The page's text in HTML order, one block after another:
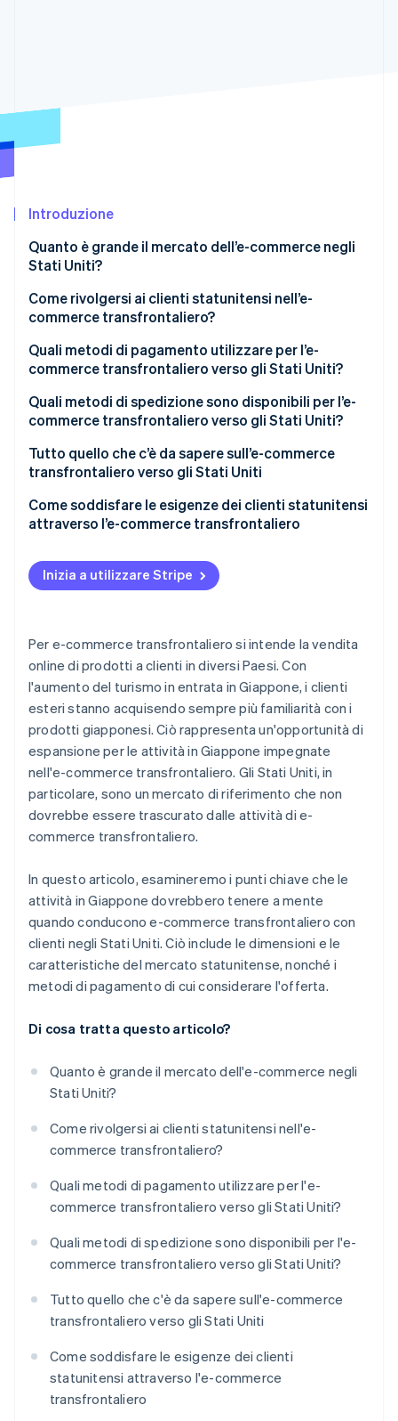
Climate
Stripe Sessions 2026
Guarda ora
Introduzione
Quanto è grande il mercato dell’e-commerce negli
Stati Uniti?
Perché l’e-commerce è cresciuto negli Stati Uniti?
transfrontaliero?
Caratteristiche culturali uniche dell’e-commerce
negli Stati Uniti
Principali attività di e-commerce negli Stati Uniti
Come rivolgersi ai clienti statunitensi nell’e-
commerce transfrontaliero?
Creazione di un sito di e-commerce da zero
Creazione di una vetrina su un sito di e-commerce
negli Stati Uniti
Vendita all’ingrosso a venditori al dettaglio
statunitensi e vendita dai siti commerciali dei
venditori al dettaglio
Quali metodi di pagamento utilizzare per l’e-
commerce transfrontaliero verso gli Stati Uniti?
Quali metodi di spedizione sono disponibili per l’e-
commerce transfrontaliero verso gli Stati Uniti?
Spedizione da un magazzino in Giappone
Spedizione da un magazzino negli Stati Uniti
Tutto quello che c’è da sapere sull’e-commerce
transfrontaliero verso gli Stati Uniti
Importazione negli Stati Uniti e dazi doganali
negli Stati Uniti
Come soddisfare le esigenze dei clienti statunitensi
attraverso l’e-commerce transfrontaliero
Inizia a utilizzare Stripe
Per e-commerce transfrontaliero si intende la vendita
online di prodotti a clienti in diversi Paesi. Con
l'aumento del turismo in entrata in Giappone, i clienti
esteri stanno acquisendo sempre più familiarità con i
prodotti giapponesi. Ciò rappresenta un'opportunità di
espansione per le attività in Giappone impegnate
nell'e-commerce transfrontaliero. Gli Stati Uniti, in
particolare, sono un mercato di riferimento che non
dovrebbe essere trascurato dalle attività di e-
commerce transfrontaliero.
In questo articolo, esamineremo i punti chiave che le
attività in Giappone dovrebbero tenere a mente
quando conducono e-commerce transfrontaliero con
clienti negli Stati Uniti. Ciò include le dimensioni e le
caratteristiche del mercato statunitense, nonché i
metodi di pagamento di cui considerare l'offerta.
Di cosa tratta questo articolo?
Quanto è grande il mercato dell'e-commerce negli
Stati Uniti?
Come rivolgersi ai clienti statunitensi nell'e-
commerce transfrontaliero?
Quali metodi di pagamento utilizzare per l'e-
commerce transfrontaliero verso gli Stati Uniti?
Quali metodi di spedizione sono disponibili per l'e-
commerce transfrontaliero verso gli Stati Uniti?
Tutto quello che c'è da sapere sull'e-commerce
transfrontaliero verso gli Stati Uniti
Come soddisfare le esigenze dei clienti
statunitensi attraverso l'e-commerce
transfrontaliero